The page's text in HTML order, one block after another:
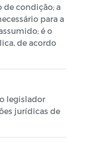
condição; a
para a
é o
de acordo
legislador
jurídicas de